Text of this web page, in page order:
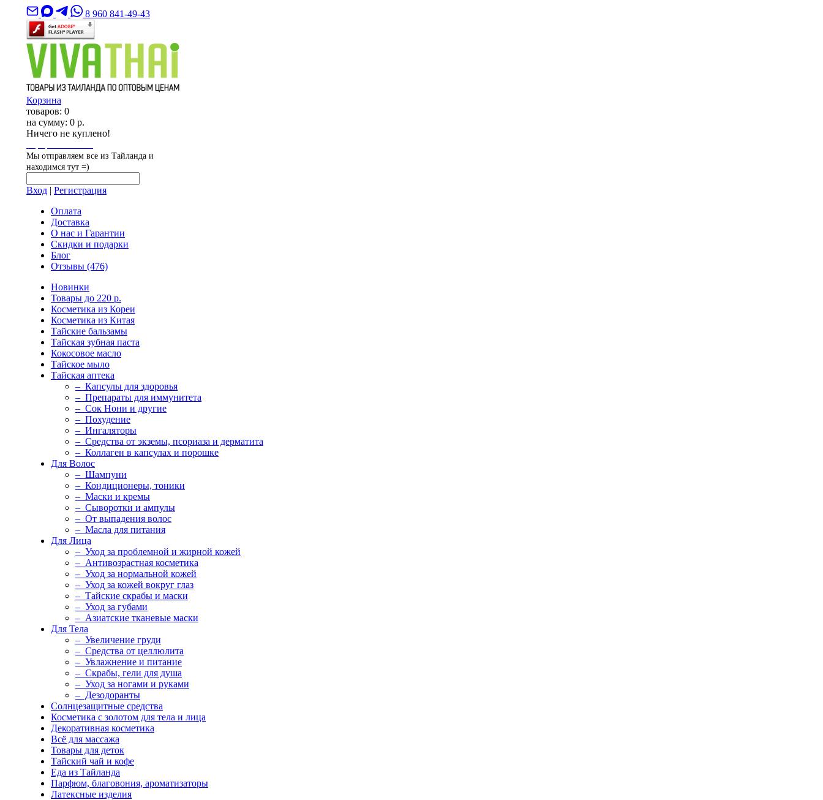
8 960 841-49-43
Корзина
товаров: 0
на сумму: 0 р.
Ничего не куплено!
Мы отправляем все из Тайланда и
находимся тут =)
Вход | Регистрация
Оплата
Доставка
О нас и Гарантии
Скидки и подарки
Блог
Отзывы (476)
Новинки
Товары до 220 р.
Косметика из Кореи
Косметика из Китая
Тайские бальзамы
Тайская зубная паста
Кокосовое масло
Тайское мыло
Тайская аптека
– Капсулы для здоровья
– Препараты для иммунитета
– Сок Нони и другие
– Похудение
– Ингаляторы
– Средства от экземы, псориаза и дерматита
– Коллаген в капсулах и порошке
Для Волос
– Шампуни
– Кондиционеры, тоники
– Маски и кремы
– Сыворотки и ампулы
– От выпадения волос
– Масла для питания
Для Лица
– Уход за проблемной и жирной кожей
– Антивозрастная косметика
– Уход за нормальной кожей
– Уход за кожей вокруг глаз
– Тайские скрабы и маски
– Уход за губами
– Азиатские тканевые маски
Для Тела
– Увеличение груди
– Средства от целлюлита
– Увлажнение и питание
– Скрабы, гели для душа
– Уход за ногами и руками
– Дезодоранты
Солнцезащитные средства
Косметика с золотом для тела и лица
Декоративная косметика
Всё для массажа
Товары для деток
Тайский чай и кофе
Еда из Тайланда
Парфюм, благовония, ароматизаторы
Латексные изделия